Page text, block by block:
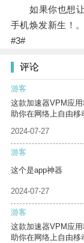
如果你也想让
手机焕发新生！。
#3#
评论
游客
这款加速器VPM应
助你在网络上自由移
2024-07-27
游客
这个是app神器
2024-07-27
游客
这款加速器VPM应
助你在网络上自由移